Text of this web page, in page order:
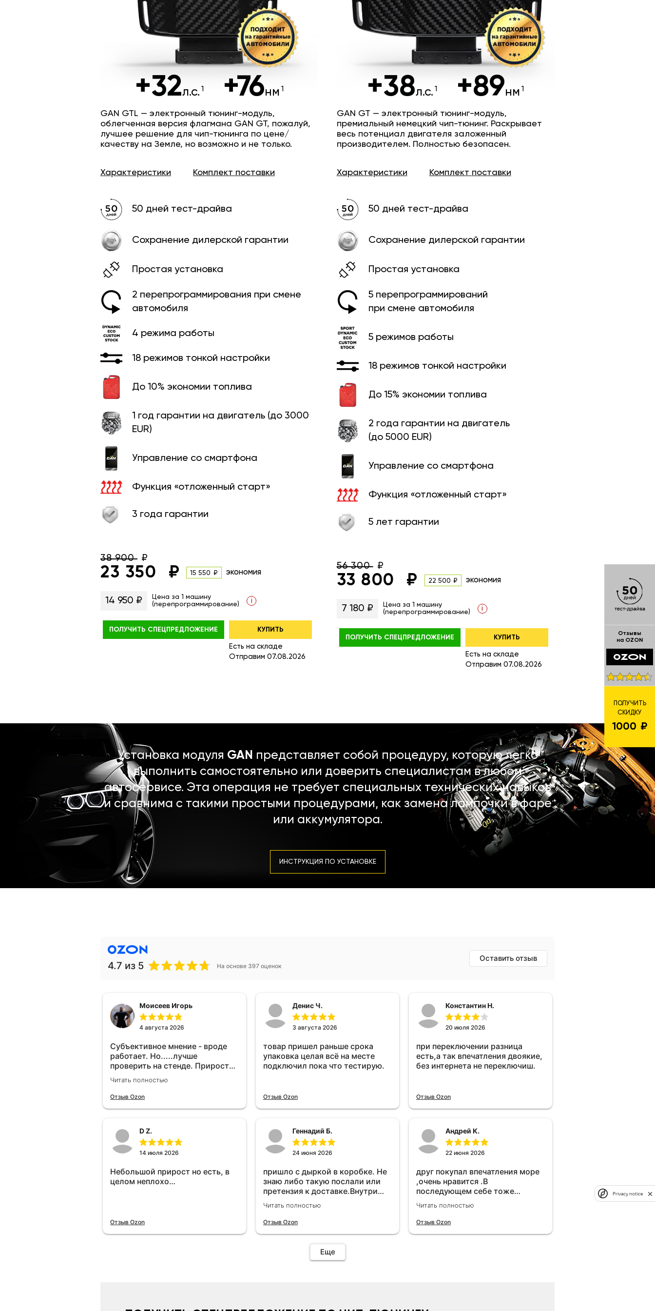
+38л.с. +89нм
GAN GT — электронный тюнинг-модуль,
премиальный немецкий чип-тюнинг. Раскрывает
весь потенциал двигателя заложенный
производителем. Полностью безопасен.
Характеристики Комплект поставки
50 дней тест-драйва
Сохранение дилерской гарантии
Простая установка
5 перепрограмми­рований
при смене автомобиля
5 режимов работы
18 режимов тонкой настройки
До 15% экономии топлива
2 года гарантии на двигатель
(до 5000 EUR)
Управление со смартфона
Функция «отложенный старт»
5 лет гарантии
56 300
33 800 22 500 экономия
7 180 ₽
Цена за 1 машину
(перепрограммирование)
i
ПОЛУЧИТЬ СПЕЦПРЕДЛОЖЕНИЕ КУПИТЬ
Есть на складе
Отправим 07.08.2026
+32л.с. +76нм
GAN GTL — электронный тюнинг-модуль,
облегченная версия флагмана GAN GT, пожалуй,
лучшее решение для чип-тюнинга по цене/
качеству на Земле, но возможно и не только.
Характеристики Комплект поставки
50 дней тест-драйва
Сохранение дилерской гарантии
Простая установка
2 перепрограммирования при смене
автомобиля
4 режима работы
18 режимов тонкой настройки
До 10% экономии топлива
1 год гарантии на двигатель (до 3000
EUR)
Управление со смартфона
Функция «отложенный старт»
3 года гарантии
38 900
23 350 15 550 экономия
14 950 ₽
Цена за 1 машину
(перепрограммирование)
i
ПОЛУЧИТЬ СПЕЦПРЕДЛОЖЕНИЕ КУПИТЬ
Есть на складе
Отправим 07.08.2026
Установка модуля GAN представляет собой процедуру, которую легко
выполнить самостоятельно или доверить специалистам в любом
автосервисе. Эта операция не требует специальных технических навыков
и сравнима с такими простыми процедурами, как замена лампочки в фаре
или аккумулятора.
ИНСТРУКЦИЯ ПО УСТАНОВКЕ
4.7 из 5 На основе 397 оценок
Оставить отзыв
Моисеев Игорь
4 августа 2026
Субъективное мнение - вроде
работает. Но.....лучше
проверить на стенде. Прирост
10-12% "на глаз" уловить очень
сложно. Покатаюсь, потом
отключу и посмотрю, что будет
Читать полностью
Отзыв Ozon
Денис Ч.
3 августа 2026
товар пришел раньше срока
упаковка целая всё на месте
подключил пока что тестирую.
Отзыв Ozon
Константин Н.
20 июля 2026
при переключении разница
есть,а так впечатления двоякие,
без интернета не переключиш.
Отзыв Ozon
D Z.
14 июля 2026
Небольшой прирост но есть, в
целом неплохо…
Отзыв Ozon
Геннадий Б.
24 июня 2026
пришло с дыркой в коробке. Не
знаю либо такую послали или
претензия к доставке.Внутри
вроде всё цело. С первого раза
установить не получается не
знаю может интернет дурит.
отзыв.Дополняю отзыв для
установки необходимо
устройства дополню позже ещё
Читать полностью
Отзыв Ozon
Андрей К.
22 июня 2026
друг покупал впечатления море
,очень нравится .В
последующем себе тоже
приобрел.Реально прибавляет
мощности!
Читать полностью
Отзыв Ozon
Еще
Отзывы
на OZON
ПОЛУЧИТЬ
СКИДКУ
1000
Privacy notice